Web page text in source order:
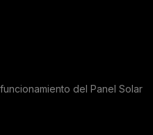
del Panel Solar